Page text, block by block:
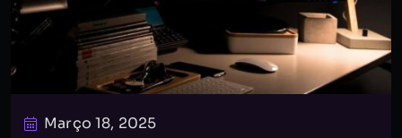
Março 18, 2025